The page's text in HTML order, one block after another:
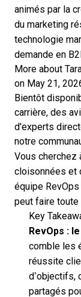
animés par la
du marketing
technologie
demande en
More about
on May 21,
Bientôt
carrière, des
d'experts
notre
Vous cherchez
cloisonnées et
équipe
peut faire
Key
RevOps :
comble les
réussite
d’objectifs,
partagés